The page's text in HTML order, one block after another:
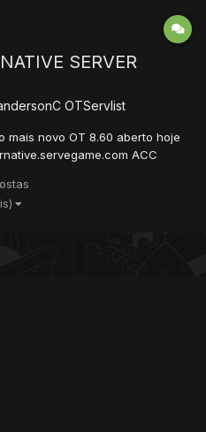
SERVER
OTServlist
mais novo OT 8.60 aberto hoje
ACC
updates e edits/cerca de
:...